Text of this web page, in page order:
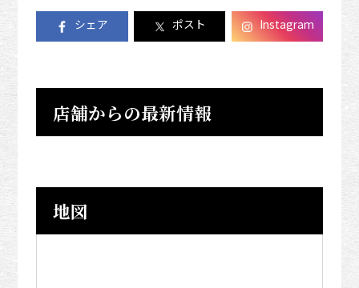
シェア ポスト Instagram
店舗からの最新情報
地図